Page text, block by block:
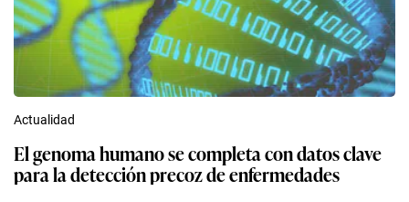
Actualidad
El genoma humano se completa con datos clave
para la detección precoz de enfermedades